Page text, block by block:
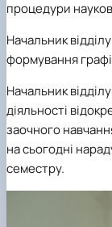
процедури
Начальник
формування
Начальник
діяльності
заочного
на сьогодні
семестру.